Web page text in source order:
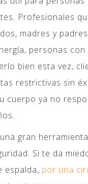
Profesionales
madres y
personas
bien esta vez,
restrictivas sin
cuerpo ya no
gran
Si te da
espalda, por una